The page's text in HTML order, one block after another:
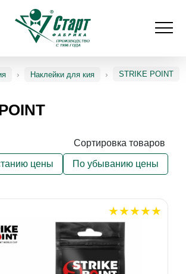
Наклейки для кия STRIKE POINT
Сортировка товаров
цены По убыванию цены